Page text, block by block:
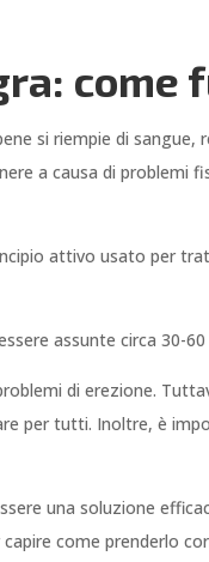
come
si riempie di
a causa di problemi
attivo usato per
assunte circa 30-
di erezione.
per tutti. Inoltre, è
una soluzione
come prenderlo